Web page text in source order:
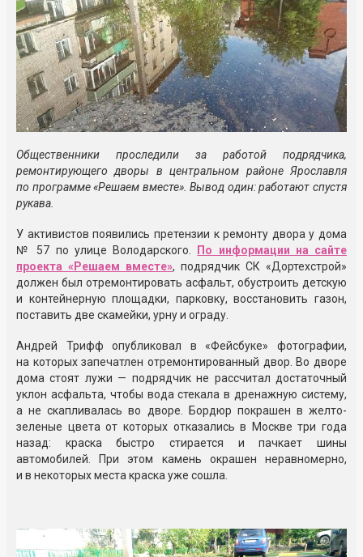
Общественники проследили за работой подрядчика,
ремонтирующего дворы в центральном районе Ярославля
по программе «Решаем вместе». Вывод один: работают спустя
рукава.
У активистов появились претензии к ремонту двора у дома
№ 57 по улице Володарского.
По информации на сайте
проекта «Решаем вместе», подрядчик СК «Дортехстрой»
должен был отремонтировать асфальт, обустроить детскую
и контейнерную площадки, парковку, восстановить газон,
поставить две скамейки, урну и ограду.
Андрей Трифф опубликовал в «Фейсбуке» фотографии,
на которых запечатлен отремонтированный двор. Во дворе
дома стоят лужи — подрядчик не рассчитал достаточный
уклон асфальта, чтобы вода стекала в дренажную систему,
а не скапливалась во дворе. Бордюр покрашен в желто-
зеленые цвета от которых отказались в Москве три года
назад: краска быстро стирается и пачкает шины
автомобилей. При этом камень окрашен неравномерно,
и в некоторых места краска уже сошла.